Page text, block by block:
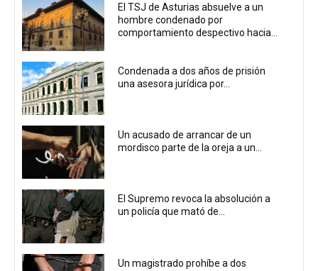
El TSJ de Asturias absuelve a un
hombre condenado por
comportamiento despectivo hacia...
Condenada a dos años de prisión
una asesora jurídica por...
Un acusado de arrancar de un
mordisco parte de la oreja a un...
El Supremo revoca la absolución a
un policía que mató de...
Un magistrado prohíbe a dos